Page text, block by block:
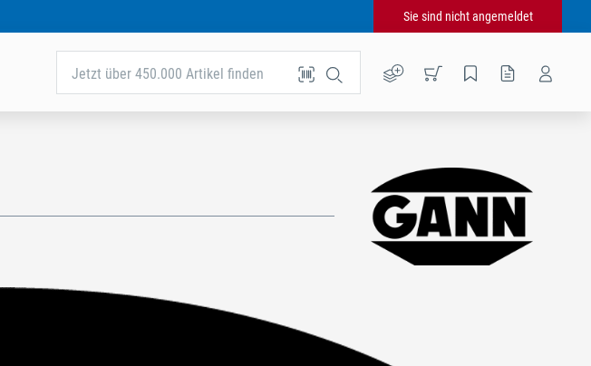
Sie sind nicht angemeldet
Jetzt über 450.000 Artikel finden